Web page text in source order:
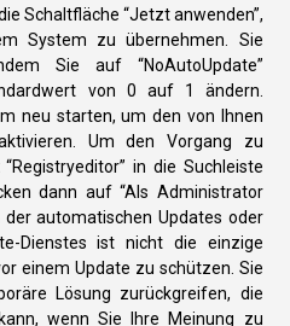
Schaltfläche “Jetzt anwenden”,
System zu übernehmen. Sie
Sie auf “NoAutoUpdate”
von 0 auf 1 ändern.
neu starten, um den von Ihnen
Um den Vorgang zu
in die Suchleiste
dann auf “Als Administrator
der automatischen Updates oder
Dienstes ist nicht die einzige
einem Update zu schützen. Sie
Lösung zurückgreifen, die
wenn Sie Ihre Meinung zu